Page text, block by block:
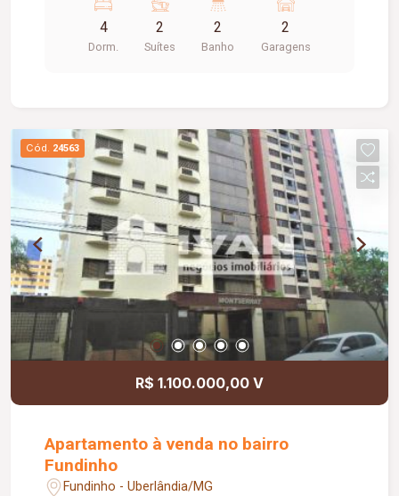
vagas livres de garagem (fica no térreo), hall, sala
de estar, sala de jantar com bar e cristaleira, sala
intima ou de TV (piso em madeira de
ser revertido para um dos quartos virando suite,
cozinha toda montada com armários, mesa para
refeições rápidas, área de serviço toda montada
com armários, despensa, dependência completa
de serviço.
4
Dorm.
2
Suítes
2
Banho
2
Garagens
Cód. 24563
R$ 1.100.000,00 V
Apartamento à venda no bairro
Fundinho
Fundinho - Uberlândia/MG